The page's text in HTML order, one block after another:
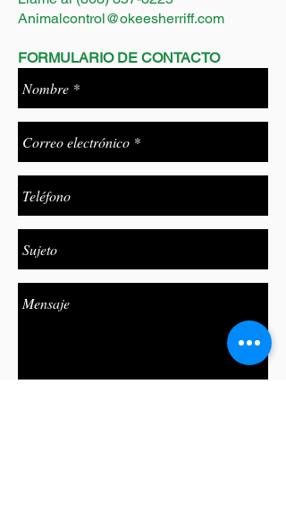
Animalcontrol@okeesherriff.com
FORMULARIO DE CONTACTO